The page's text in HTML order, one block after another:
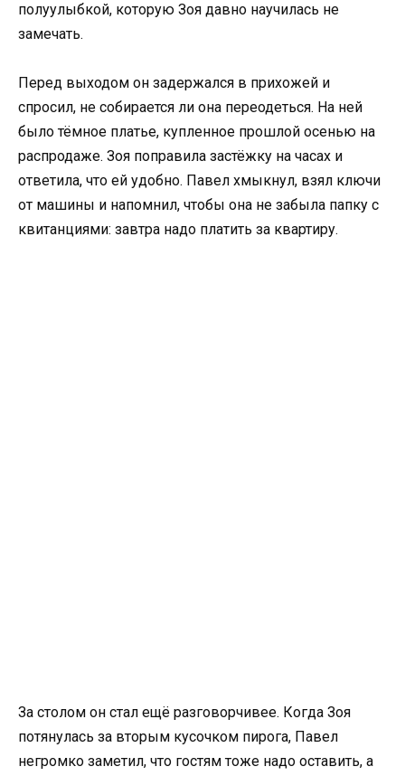
полуулыбкой, которую Зоя давно научилась не
замечать.
Перед выходом он задержался в прихожей и
спросил, не собирается ли она переодеться. На ней
было тёмное платье, купленное прошлой осенью на
распродаже. Зоя поправила застёжку на часах и
ответила, что ей удобно. Павел хмыкнул, взял ключи
от машины и напомнил, чтобы она не забыла папку с
квитанциями: завтра надо платить за квартиру.
За столом он стал ещё разговорчивее. Когда Зоя
потянулась за вторым кусочком пирога, Павел
негромко заметил, что гостям тоже надо оставить, а